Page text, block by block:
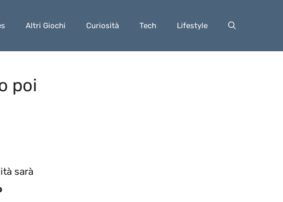
Altri Giochi Curiosità Tech Lifestyle
poi
sarà